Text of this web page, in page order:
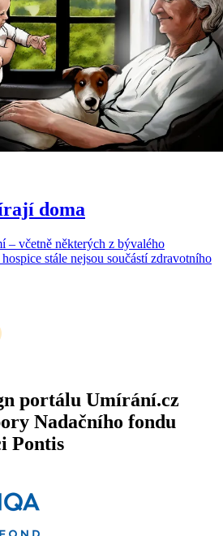
doma
– včetně některých z bývalého
stále nejsou součástí zdravotního
portálu Umírání.cz
Nadačního fondu
Pontis